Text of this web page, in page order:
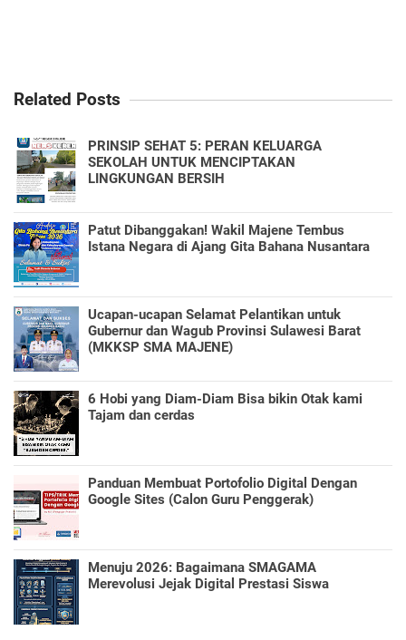
Related Posts
PRINSIP SEHAT 5: PERAN KELUARGA
SEKOLAH UNTUK MENCIPTAKAN
LINGKUNGAN BERSIH
Patut Dibanggakan! Wakil Majene Tembus
Istana Negara di Ajang Gita Bahana Nusantara
Ucapan-ucapan Selamat Pelantikan untuk
Gubernur dan Wagub Provinsi Sulawesi Barat
(MKKSP SMA MAJENE)
6 Hobi yang Diam-Diam Bisa bikin Otak kami
Tajam dan cerdas
Panduan Membuat Portofolio Digital Dengan
Google Sites (Calon Guru Penggerak)
Menuju 2026: Bagaimana SMAGAMA
Merevolusi Jejak Digital Prestasi Siswa